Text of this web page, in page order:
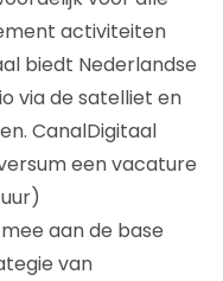
activiteiten
biedt Nederlandse
via de satelliet en
CanalDigitaal
een vacature
aan de base
van